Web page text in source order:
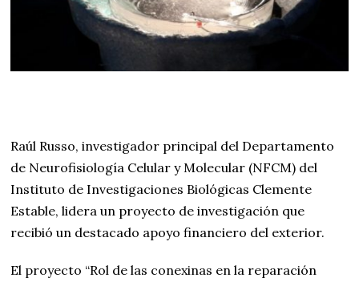
Raúl Russo, investigador principal del Departamento
de Neurofisiología Celular y Molecular (NFCM) del
Instituto de Investigaciones Biológicas Clemente
Estable, lidera un proyecto de investigación que
recibió un destacado apoyo financiero del exterior.
El proyecto “Rol de las conexinas en la reparación